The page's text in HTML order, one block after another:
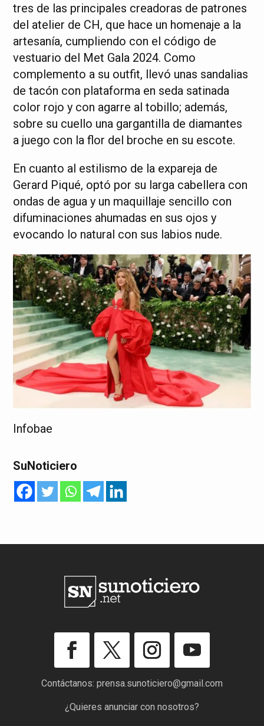
tres de las principales creadoras de patrones
del atelier de CH, que hace un homenaje a la
artesanía, cumpliendo con el código de
vestuario del Met Gala 2024. Como
complemento a su outfit, llevó unas sandalias
de tacón con plataforma en seda satinada
color rojo y con agarre al tobillo; además,
sobre su cuello una gargantilla de diamantes
a juego con la flor del broche en su escote.
En cuanto al estilismo de la expareja de
Gerard Piqué, optó por su larga cabellera con
ondas de agua y un maquillaje sencillo con
difuminaciones ahumadas en sus ojos y
evocando lo natural con sus labios nude.
Infobae
SuNoticiero
Contáctanos: prensa.sunoticiero@gmail.com
¿Quieres anunciar con nosotros?